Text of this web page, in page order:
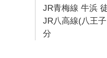
JR青梅線 牛浜
JR八高線(八王
分